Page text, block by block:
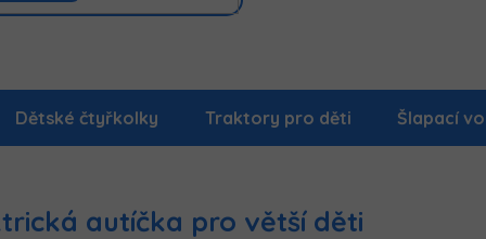
Dětské čtyřkolky Traktory pro děti Šlapací
autíčka pro větší děti